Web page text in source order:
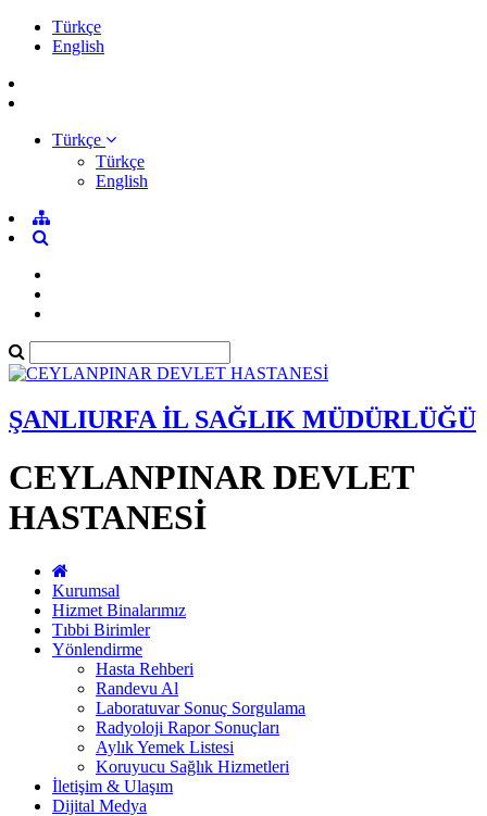
Türkçe
English
Türkçe
Türkçe
English
ŞANLIURFA İL SAĞLIK MÜDÜRLÜĞÜ
CEYLANPINAR DEVLET
HASTANESİ
Kurumsal
Hizmet Binalarımız
Tıbbi Birimler
Yönlendirme
Hasta Rehberi
Randevu Al
Laboratuvar Sonuç Sorgulama
Radyoloji Rapor Sonuçları
Aylık Yemek Listesi
Koruyucu Sağlık Hizmetleri
İletişim & Ulaşım
Dijital Medya